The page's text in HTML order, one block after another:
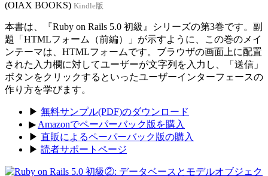
(OIAX BOOKS) Kindle版
本書は、『Ruby on Rails 5.0 初級』シリーズの第3巻です。副
題「HTMLフォーム（前編）」が示すように、この巻のメイ
ンテーマは、HTMLフォームです。ブラウザの画面上に配置
された入力欄に対してユーザーが文字列を入力し、「送信」
ボタンをクリックするといったユーザーインターフェースの
作り方を学びます。
▶ 無料サンプル(PDF)のダウンロード
▶ Amazonでペーパーバック版を購入
▶ 直販によるペーパーバック版の購入
▶ 読者サポートページ